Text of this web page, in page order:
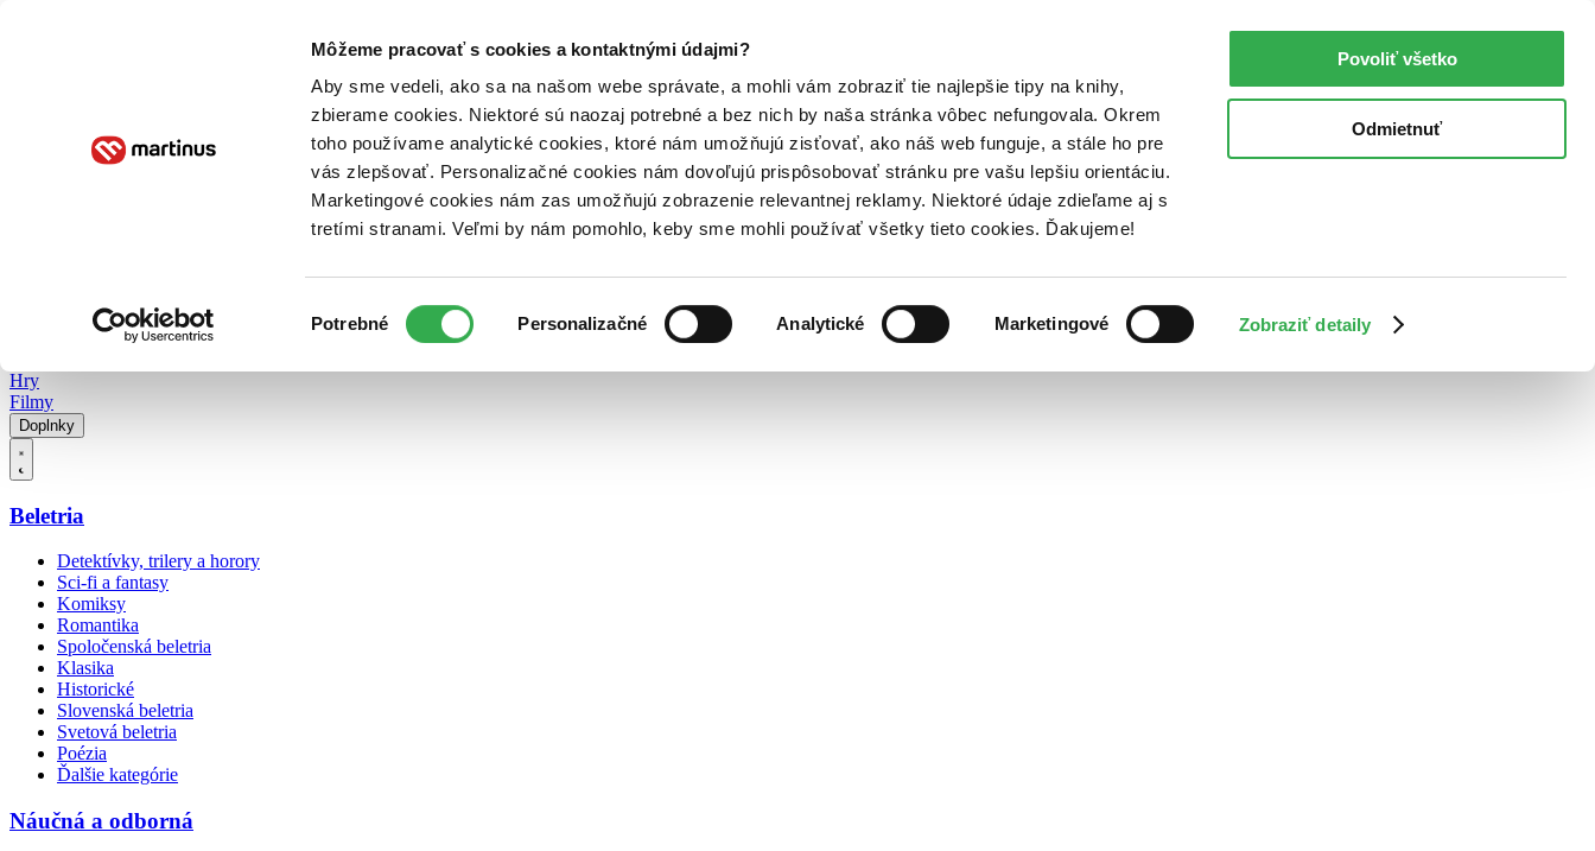
Môžeme pracovať s cookies a kontaktnými údajmi?
Aby sme vedeli, ako sa na našom webe správate, a mohli vám zobraziť tie najlepšie tipy na knihy,
zbierame cookies. Niektoré sú naozaj potrebné a bez nich by naša stránka vôbec nefungovala. Okrem
toho používame analytické cookies, ktoré nám umožňujú zisťovať, ako náš web funguje, a stále ho pre
vás zlepšovať. Personalizačné cookies nám dovoľujú prispôsobovať stránku pre vašu lepšiu orientáciu.
Marketingové cookies nám zas umožňujú zobrazenie relevantnej reklamy. Niektoré údaje zdieľame aj s
tretími stranami. Veľmi by nám pomohlo, keby sme mohli používať všetky tieto cookies. Ďakujeme!
súhlasu
Potrebné Personalizačné Analytické Marketingové Zobraziť detaily
Povoliť všetko
Odmietnuť
Poukážky Kontakt
Hry
Filmy
Doplnky
Beletria
Detektívky, trilery a horory
Sci-fi a fantasy
Komiksy
Romantika
Spoločenská beletria
Klasika
Historické
Slovenská beletria
Svetová beletria
Poézia
Ďalšie kategórie
Náučná a odborná